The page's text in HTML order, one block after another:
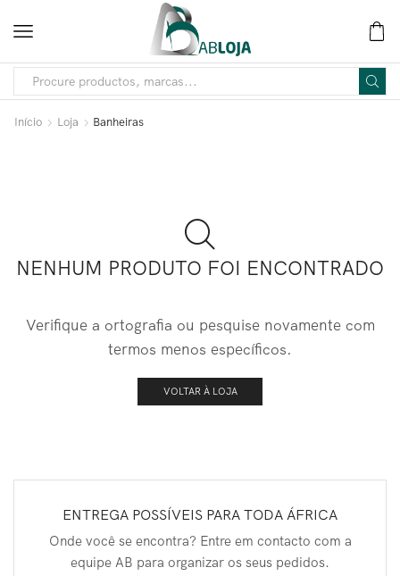
Início Loja Banheiras
NENHUM PRODUTO FOI ENCONTRADO
Verifique a ortografia ou pesquise novamente com
termos menos específicos.
VOLTAR À LOJA
ENTREGA POSSÍVEIS PARA TODA ÁFRICA
Onde você se encontra? Entre em contacto com a
equipe AB para organizar os seus pedidos.